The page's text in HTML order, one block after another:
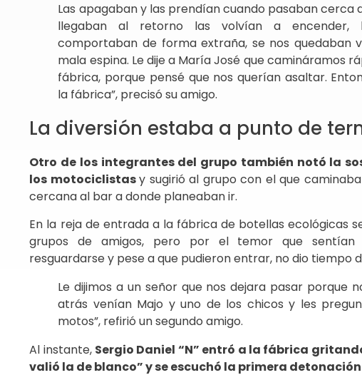
Las apagaban y las prendían cuando pasaban cerca
llegaban al retorno las volvían a encender,
comportaban de forma extraña, se nos quedaban
mala espina. Le dije a María José que camináramos
fábrica, porque pensé que nos querían asaltar.
la fábrica”, precisó su amigo.
La diversión estaba a punto de
Otro de los integrantes del grupo también notó la
los motociclistasy sugirió al grupo con el que
cercana al bar a donde planeaban ir.
En la reja de entrada a la fábrica de botellas ecológicas
grupos de amigos, pero por el temor que sentían
resguardarse y pese a que pudieron entrar, no dio tiempo
Le dijimos a un señor que nos dejara pasar porque
atrás venían Majo y uno de los chicos y les
motos”, refirió un segundo amigo.
Al instante, Sergio Daniel “N” entró a la fábrica
valió la de blanco” y se escuchó la primera